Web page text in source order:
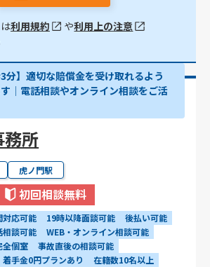
利用規約 や利用上の注意
3分】適切な賠償金を受け取れるよう
│電話相談やオンライン相談をご活
所
虎ノ門駅
初回相談無料
対応可能 19時以降面談可能
後払い可能
相談可能
WEB・オンライン相談可能
全個室
事故直後の相談可能
着手金0円プランあり
在籍数10名以上